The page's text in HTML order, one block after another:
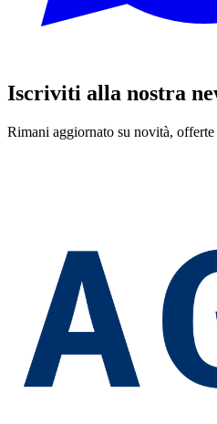
Iscriviti alla nostra
Rimani aggiornato su novità,